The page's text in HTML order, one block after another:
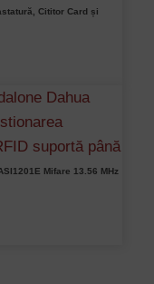
Cititor Card și
Mifare 13.56 MHz